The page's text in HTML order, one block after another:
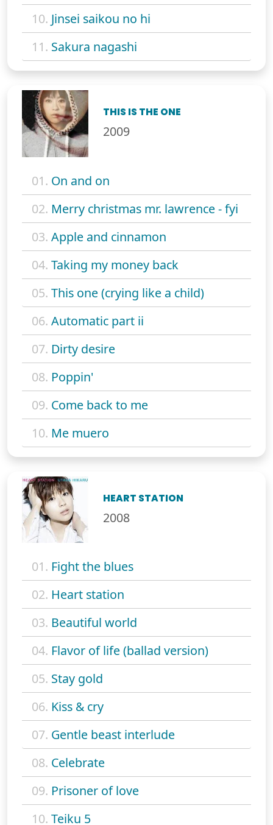
10. Jinsei saikou no hi
11. Sakura nagashi
THIS IS THE ONE
2009
01. On and on
02. Merry christmas mr. lawrence - fyi
03. Apple and cinnamon
04. Taking my money back
05. This one (crying like a child)
06. Automatic part ii
07. Dirty desire
08. Poppin'
09. Come back to me
10. Me muero
HEART STATION
2008
01. Fight the blues
02. Heart station
03. Beautiful world
04. Flavor of life (ballad version)
05. Stay gold
06. Kiss & cry
07. Gentle beast interlude
08. Celebrate
09. Prisoner of love
10. Teiku 5